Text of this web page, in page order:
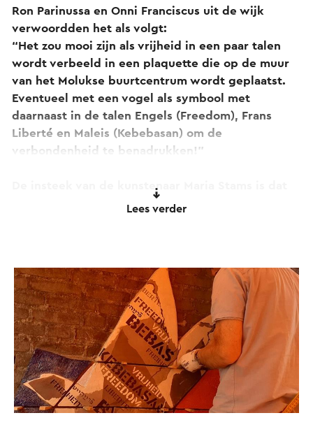
Ron Parinussa en Onni Franciscus uit de wijk
verwoordden het als volgt:
“Het zou mooi zijn als vrijheid in een paar talen
wordt verbeeld in een plaquette die op de muur
van het Molukse buurtcentrum wordt geplaatst.
Eventueel met een vogel als symbool met
daarnaast in de talen Engels (Freedom), Frans
Liberté en Maleis (Kebebasan) om de
verbondenheid te benadrukken!”
De insteek van de kunstenaar Maria Stams is dat
het kunstwerk bij de kijker gedachten oproept en
De vogel met vrijheid in alle talen...
De vogels associëren we met het onbegrensde,
het vrij leven voor iedereen, het is universeel.
Bebas, Vrijheid in elke taal, voor elke mens.
Mooi gegeven om uit te beelden!
Op google zocht zij info over de Molukken:
“Molukken eilanden, Molukken vlag, Molukken
geschiedenis”
Lees verder